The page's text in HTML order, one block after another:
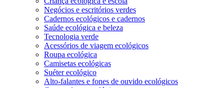
Negócios e escritórios verdes
Cadernos ecológicos e cadernos
Saúde ecológica e beleza
Tecnologia verde
Acessórios de viagem ecológicos
Roupa ecológica
Camisetas ecológicas
Suéter ecológico
Alto-falantes e fones de ouvido ecológicos